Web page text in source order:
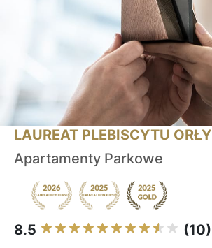
LAUREAT PLEBISCYTU ORŁY
Apartamenty Parkowe
8.5 (10)